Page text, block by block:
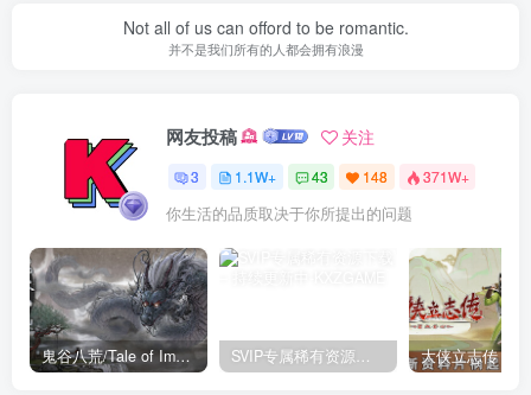
Not all of us can offord to be romantic.
并不是我们所有的人都会拥有浪漫
网友投稿 关注
3 1.1W+ 43 148 371W+
你生活的品质取决于你所提出的问题
鬼谷八荒/Tale of Immortal v1.2.105.259|角色扮演|容量27.4GB|免安装绿色中文版 SVIP专属稀有资源下载 – 持续更新中